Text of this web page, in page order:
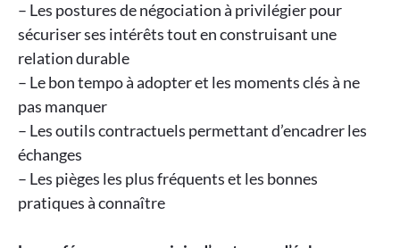
– Les postures de négociation à privilégier pour
sécuriser ses intérêts tout en construisant une
relation durable
– Le bon tempo à adopter et les moments clés à ne
pas manquer
– Les outils contractuels permettant d’encadrer les
échanges
– Les pièges les plus fréquents et les bonnes
pratiques à connaître